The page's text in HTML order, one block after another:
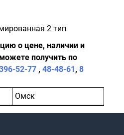
2 тип
о цене, наличии и
получить по
52-77 , 48-48-61, 8
Омск